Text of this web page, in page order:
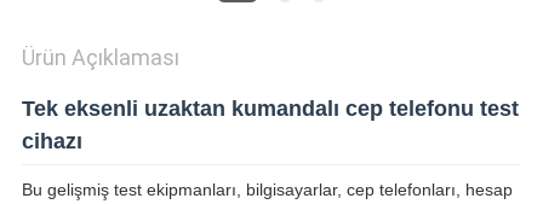
Ürün Açıklaması
Tek eksenli uzaktan kumandalı cep telefonu test
cihazı
Bu gelişmiş test ekipmanları, bilgisayarlar, cep telefonları, hesap